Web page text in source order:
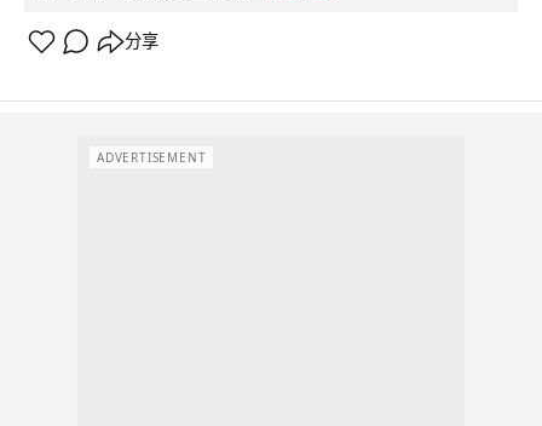
分享
ADVERTISEMENT